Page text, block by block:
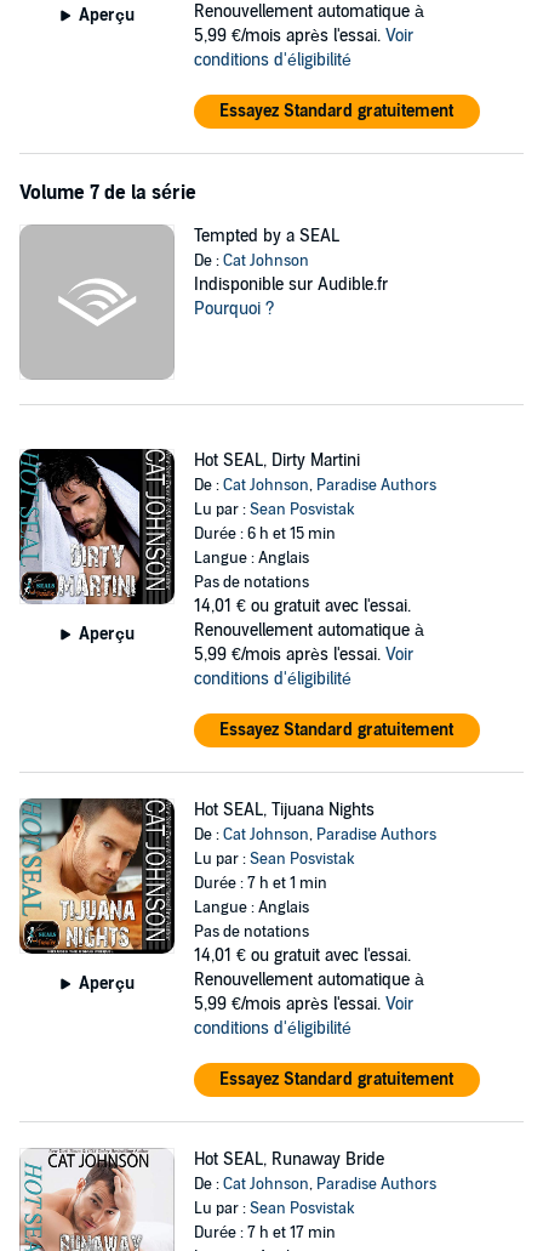
Aperçu
Renouvellement automatique à
5,99 €/mois après l'essai. Voir
conditions d'éligibilité
Essayez Standard gratuitement
Volume 7 de la série
Tempted by a SEAL
De :Cat Johnson
Indisponible sur Audible.fr
Pourquoi ?
Aperçu
Hot SEAL, Dirty Martini
De :Cat Johnson, Paradise Authors
Lu par :Sean Posvistak
Durée : 6 h et 15 min
Langue : Anglais
Pas de notations
14,01 € ou gratuit avec l'essai.
Renouvellement automatique à
5,99 €/mois après l'essai. Voir
conditions d'éligibilité
Essayez Standard gratuitement
Aperçu
Hot SEAL, Tijuana Nights
De :Cat Johnson, Paradise Authors
Lu par :Sean Posvistak
Durée : 7 h et 1 min
Langue : Anglais
Pas de notations
14,01 € ou gratuit avec l'essai.
Renouvellement automatique à
5,99 €/mois après l'essai. Voir
conditions d'éligibilité
Essayez Standard gratuitement
Hot SEAL, Runaway Bride
De :Cat Johnson, Paradise Authors
Lu par :Sean Posvistak
Durée : 7 h et 17 min